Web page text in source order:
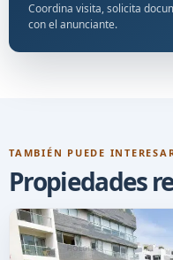
Coordina visita, solicita
con el anunciante.
TAMBIÉN PUEDE
Propiedades